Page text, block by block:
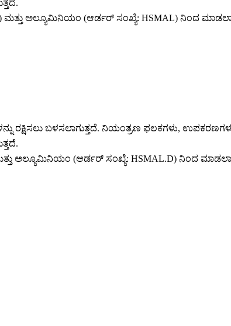
ಮತ್ತು ಅಲ್ಯೂಮಿನಿಯಂ (ಆರ್ಡರ್ ಸಂಖ್ಯೆ: HSMAL) ನಿಂದ
ರಕ್ಷಿಸಲು ಬಳಸಲಾಗುತ್ತದೆ. ನಿಯಂತ್ರಣ ಫಲಕಗಳು,
ಮತ್ತು ಅಲ್ಯೂಮಿನಿಯಂ (ಆರ್ಡರ್ ಸಂಖ್ಯೆ: HSMAL.D) ನಿಂದ